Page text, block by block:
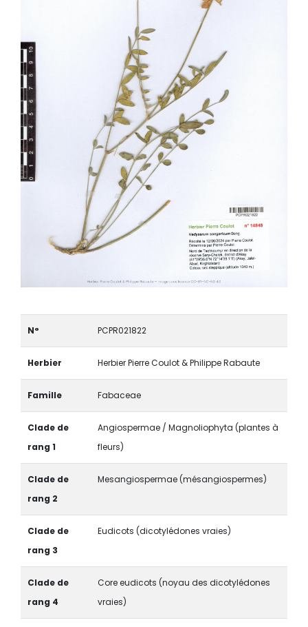
N° PCPR021822
Herbier Herbier Pierre Coulot & Philippe Rabaute
Famille Fabaceae
Clade de
rang 1
Angiospermae / Magnoliophyta (plantes à
fleurs)
Clade de
rang 2
Mesangiospermae (mésangiospermes)
Clade de
rang 3
Eudicots (dicotylédones vraies)
Clade de
rang 4
Core eudicots (noyau des dicotylédones
vraies)